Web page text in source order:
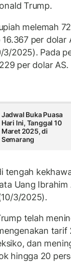
Trump.
melemah
per dolar
3/2025). Pada
per dolar AS.
Jadwal Buka Puasa
Hari Ini, Tanggal 10
Maret 2025, di
Semarang
tengah
Uang Ibrahim
3/2025).
telah
dan
hingga 20